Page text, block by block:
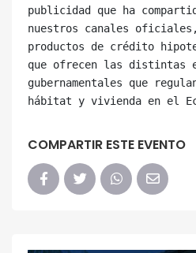
publicidad que ha
nuestros canales
productos de crédito
que ofrecen las distintas
gubernamentales que
COMPARTIR ESTE EVENTO